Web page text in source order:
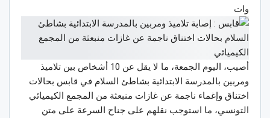
وات
أصيب، اليوم الجمعة، ما لا يقل عن 10 أشخاص بين تلاميذ
ومربين بالمدرسة الابتدائية بشاطئ السلام في قابس بحالات
اختناق وإغماء ناجمة عن غازات منبعثة من المجمع الكيميائي
التونسي، ما استوجب نقلهم على جناح السرعة على متن